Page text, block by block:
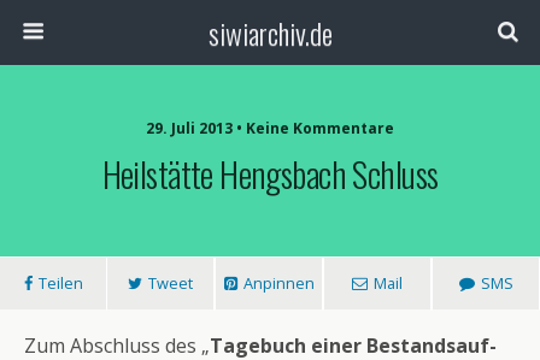
siwiarchiv.de
29. Juli 2013 • Keine Kommentare
Heilstätte Hengsbach Schluss
Teilen Tweet Anpinnen Mail SMS
Zum Abschluss des „Tagebuch einer Bestandsauf-